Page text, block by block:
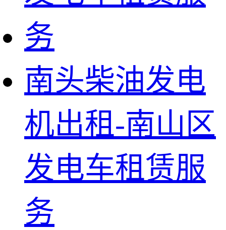
南头柴油发电
机出租-南山区
发电车租赁服
务